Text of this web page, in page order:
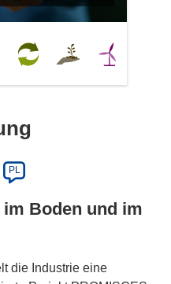
PL
Boden und im
die Industrie eine